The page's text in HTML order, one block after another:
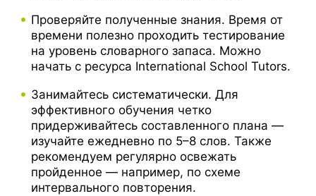
Проверяйте полученные знания. Время от
времени полезно проходить тестирование
на уровень словарного запаса. Можно
начать с ресурса International School Tutors.
Занимайтесь систематически. Для
эффективного обучения четко
придерживайтесь составленного плана —
изучайте ежедневно по 5–8 слов. Также
рекомендуем регулярно освежать
пройденное — например, по схеме
интервального повторения.